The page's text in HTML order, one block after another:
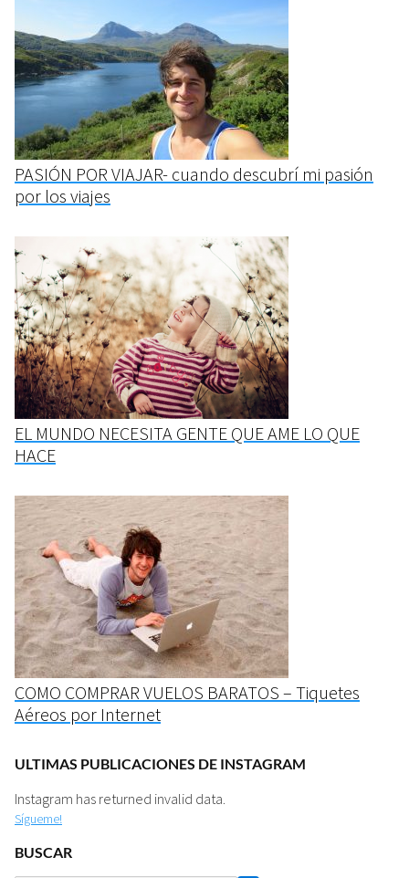
PASIÓN POR VIAJAR- cuando descubrí mi pasión
por los viajes
EL MUNDO NECESITA GENTE QUE AME LO QUE
HACE
COMO COMPRAR VUELOS BARATOS – Tiquetes
Aéreos por Internet
ULTIMAS PUBLICACIONES DE INSTAGRAM
Instagram has returned invalid data.
Sígueme!
BUSCAR